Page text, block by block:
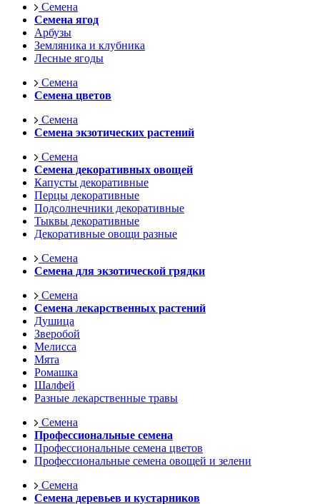
Семена
Семена ягод
Арбузы
Земляника и клубника
Лесные ягоды
Семена
Семена цветов
Семена
Семена экзотических растений
Семена
Семена декоративных овощей
Капусты декоративные
Перцы декоративные
Подсолнечники декоративные
Тыквы декоративные
Декоративные овощи разные
Семена
Семена для экзотической грядки
Семена
Семена лекарственных растений
Душица
Зверобой
Мелисса
Мята
Ромашка
Шалфей
Разные лекарственные травы
Семена
Профессиональные семена
Профессиональные семена цветов
Профессиональные семена овощей и зелени
Семена
Семена деревьев и кустарников